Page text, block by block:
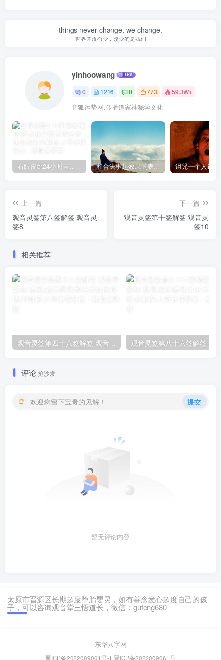
things never change, we change.
世界并没有变，改变的是我们
yinhoowang
0 1216 0 773 59.3W+
音狐运势网,传播道家神秘学文化
右眼皮跳24小时吉凶预兆 和合法事起效果的表现，出现这些就要留意了
上一篇
观音灵签第八签解签 观音灵
签8
下一篇
观音灵签第十签解签 观音灵
签10
相关推荐
观音灵签第四十八签解签 观音灵签48
评论 抢沙发
欢迎您留下宝贵的见解！ 提交
暂无评论内容
太原市晋源区长期超度堕胎婴灵，如有善念发心超度自己的孩
子，可以咨询观音堂三悟道长，微信：gufeng680
东华八字网
晋ICP备2022009061号-1 晋ICP备2022009061号